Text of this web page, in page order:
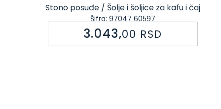
Stono posuđe / Šolje i šoljice za kafu i čaj
Šifra: 97047 60597
3.043,00 RSD